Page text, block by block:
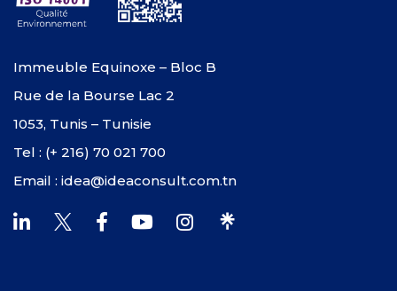
Immeuble Equinoxe – Bloc B
Rue de la Bourse Lac 2
1053, Tunis – Tunisie
Tel : (+ 216) 70 021 700
Email : idea@ideaconsult.com.tn